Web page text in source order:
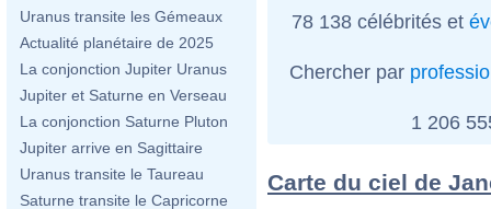
Uranus transite les Gémeaux
Actualité planétaire de 2025
La conjonction Jupiter Uranus
Jupiter et Saturne en Verseau
La conjonction Saturne Pluton
Jupiter arrive en Sagittaire
Uranus transite le Taureau
Saturne transite le Capricorne
78 138 célébrités et
Chercher par
1 206
Carte du ciel de